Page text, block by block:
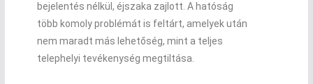
bejelentés nélkül, éjszaka zajlott. A hatóság
több komoly problémát is feltárt, amelyek után
nem maradt más lehetőség, mint a teljes
telephelyi tevékenység megtiltása.